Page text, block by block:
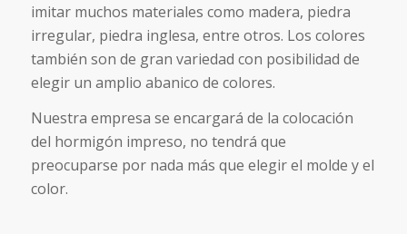
imitar muchos materiales como madera, piedra
irregular, piedra inglesa, entre otros. Los colores
también son de gran variedad con posibilidad de
elegir un amplio abanico de colores.
Nuestra empresa se encargará de la colocación
del hormigón impreso, no tendrá que
preocuparse por nada más que elegir el molde y el
color.